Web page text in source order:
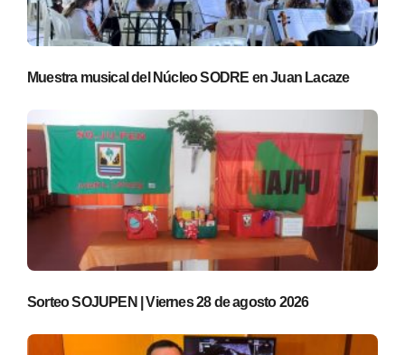
Muestra musical del Núcleo SODRE en Juan Lacaze
Sorteo SOJUPEN | Viernes 28 de agosto 2026